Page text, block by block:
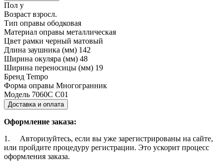
Пол у
Возраст взросл.
Тип оправы ободковая
Материал оправы металлическая
Цвет рамки черный матовый
Длина заушника (мм) 142
Ширина окуляра (мм) 48
Ширина переносицы (мм) 19
Бренд Tempo
Форма оправы Многогранник
Модель 7060C С01
Доставка и оплата
Оформление заказа:
1. Авторизуйтесь, если вы уже зарегистрированы на сайте,
или пройдите процедуру регистрации. Это ускорит процесс
оформления заказа.